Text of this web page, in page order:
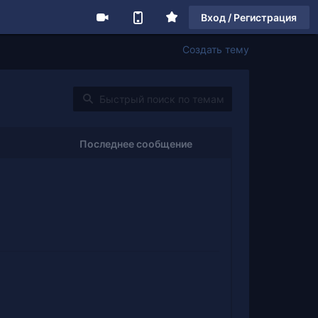
Вход / Регистрация
Создать тему
Последнее сообщение